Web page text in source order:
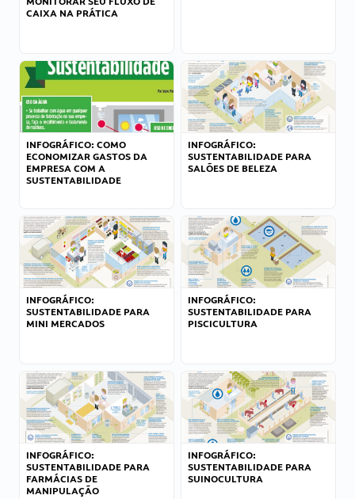
CAIXA NA PRÁTICA
INFOGRÁFICO: COMO
ECONOMIZAR GASTOS DA
EMPRESA COM A
SUSTENTABILIDADE
INFOGRÁFICO:
SUSTENTABILIDADE PARA
SALÕES DE BELEZA
INFOGRÁFICO:
SUSTENTABILIDADE PARA
MINI MERCADOS
INFOGRÁFICO:
SUSTENTABILIDADE PARA
PISCICULTURA
INFOGRÁFICO:
SUSTENTABILIDADE PARA
FARMÁCIAS DE
MANIPULAÇÃO
INFOGRÁFICO:
SUSTENTABILIDADE PARA
SUINOCULTURA